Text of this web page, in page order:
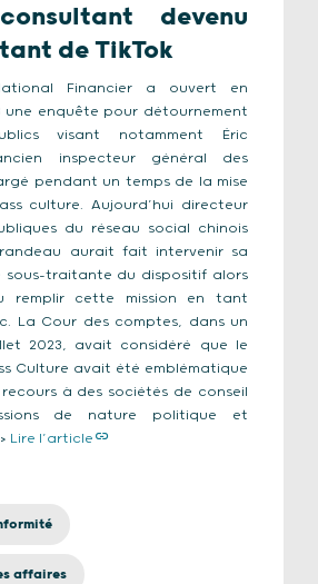
devenu
de TikTok
Financier a ouvert en
une enquête pour détournement
visant notamment Éric
inspecteur général des
pendant un temps de la mise
culture. Aujourd’hui directeur
du réseau social chinois
aurait fait intervenir sa
sous-traitante du dispositif alors
remplir cette mission en tant
La Cour des comptes, dans un
2023, avait considéré que le
Culture avait été emblématique
à des sociétés de conseil
de nature politique et
Lire l’article
affaires